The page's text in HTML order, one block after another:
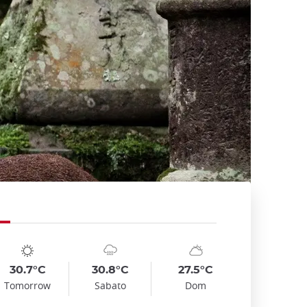
30.7°C
Tomorrow
cloudy_rainy
30.8°C
Sabato
sunny_cloudy
27.5°C
Dom